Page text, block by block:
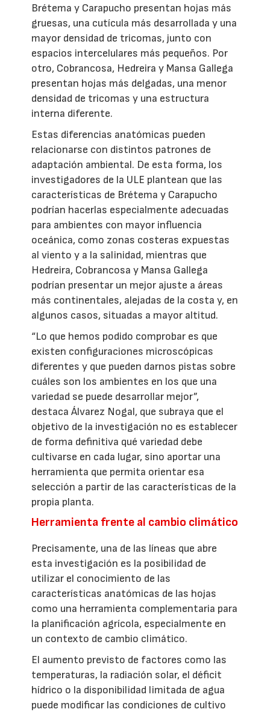
Brétema y Carapucho presentan hojas más
gruesas, una cutícula más desarrollada y una
mayor densidad de tricomas, junto con
espacios intercelulares más pequeños. Por
otro, Cobrancosa, Hedreira y Mansa Gallega
presentan hojas más delgadas, una menor
densidad de tricomas y una estructura
interna diferente.
Estas diferencias anatómicas pueden
relacionarse con distintos patrones de
adaptación ambiental. De esta forma, los
investigadores de la ULE plantean que las
características de Brétema y Carapucho
podrían hacerlas especialmente adecuadas
para ambientes con mayor influencia
oceánica, como zonas costeras expuestas
al viento y a la salinidad, mientras que
Hedreira, Cobrancosa y Mansa Gallega
podrían presentar un mejor ajuste a áreas
más continentales, alejadas de la costa y, en
algunos casos, situadas a mayor altitud.
“Lo que hemos podido comprobar es que
existen configuraciones microscópicas
diferentes y que pueden darnos pistas sobre
cuáles son los ambientes en los que una
variedad se puede desarrollar mejor”,
destaca Álvarez Nogal, que subraya que el
objetivo de la investigación no es establecer
de forma definitiva qué variedad debe
cultivarse en cada lugar, sino aportar una
herramienta que permita orientar esa
selección a partir de las características de la
propia planta.
Herramienta frente al cambio climático
Precisamente, una de las líneas que abre
esta investigación es la posibilidad de
utilizar el conocimiento de las
características anatómicas de las hojas
como una herramienta complementaria para
la planificación agrícola, especialmente en
un contexto de cambio climático.
El aumento previsto de factores como las
temperaturas, la radiación solar, el déficit
hídrico o la disponibilidad limitada de agua
puede modificar las condiciones de cultivo